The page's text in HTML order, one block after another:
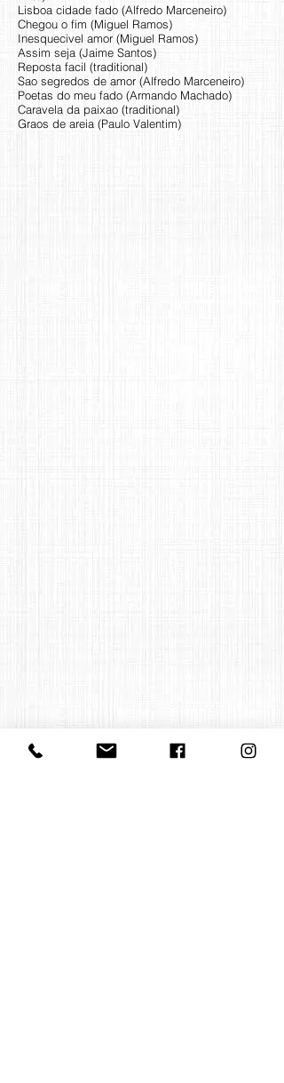
Lisboa cidade fado (Alfredo Marceneiro)
Chegou o fim (Miguel Ramos)
Inesquecivel amor (Miguel Ramos)
Assim seja (Jaime Santos)
Reposta facil (traditional)
Sao segredos de amor (Alfredo Marceneiro)
Poetas do meu fado (Armando Machado)
Caravela da paixao (traditional)
Graos de areia (Paulo Valentim)